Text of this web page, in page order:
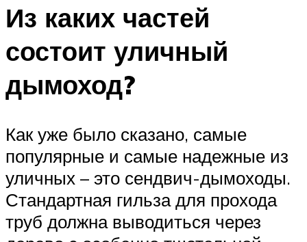
Из каких частей
состоит уличный
дымоход?
Как уже было сказано, самые
популярные и самые надежные из
уличных – это сендвич-дымоходы.
Стандартная гильза для прохода
труб должна выводиться через